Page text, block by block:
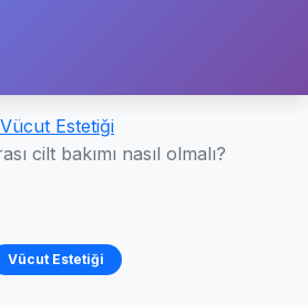
Vücut Estetiği
cilt bakımı nasıl olmalı?
Vücut Estetiği